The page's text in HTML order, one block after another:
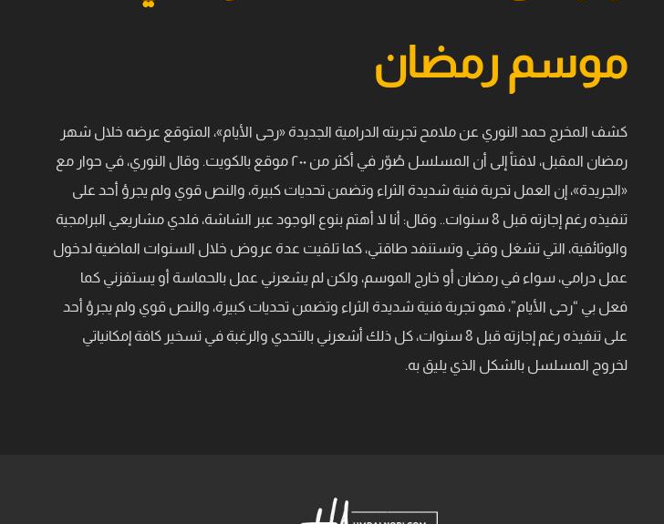
موسم رمضان
كشف المخرج حمد النوري عن ملامح تجربته الدرامية الجديدة «رحى الأيام»، المتوقع عرضه خلال شهر
رمضان المقبل، لافتاً إلى أن المسلسل صُوّر في أكثر من ٢٠٠ موقع بالكويت. وقال النوري، في حوار مع
«الجريدة»، إن العمل تجربة فنية شديدة الثراء وتضمن تحديات كبيرة، والنص قوي ولم يجرؤ أحد على
تنفيذه رغم إجازته قبل 8 سنوات.. وقال: أنا لا أهتم بنوع الوجود عبر الشاشة، فلدي مشاريعي البرامجية
والوثائقية، التي تشغل وقتي وتستنفد طاقتي، كما تلقيت عدة عروض خلال السنوات الماضية لدخول
عمل درامي، سواء في رمضان أو خارج الموسم، ولكن لم يشعرني عمل بالحماسة أو يستفزني كما
فعل بي “رحى الأيام”، فهو تجربة فنية شديدة الثراء وتضمن تحديات كبيرة، والنص قوي ولم يجرؤ أحد
على تنفيذه رغم إجازته قبل 8 سنوات، كل ذلك أشعرني بالتحدي والرغبة في تسخير كافة إمكانياتي
لخروج المسلسل بالشكل الذي يليق به.